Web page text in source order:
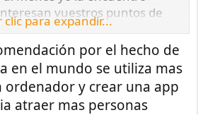
vuestros puntos de
los voy a tener muy en cuenta
la comunidad que se está
clic para expandir...
por el hecho de
en el mundo se utiliza mas
ordenador y crear una app
atraer mas personas